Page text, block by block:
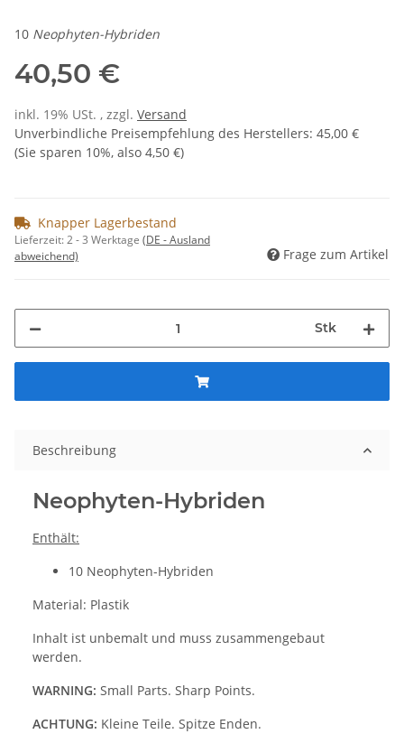
10 Neophyten-Hybriden
40,50 €
inkl. 19% USt. , zzgl. Versand
Unverbindliche Preisempfehlung des Herstellers: 45,00 €
(Sie sparen 10%, also 4,50 €)
Knapper Lagerbestand
Lieferzeit:2 - 3 Werktage (DE - Ausland
abweichend)
Frage zum Artikel
Stk
Beschreibung
Neophyten-Hybriden
Enthält:
10 Neophyten-Hybriden
Material: Plastik
Inhalt ist unbemalt und muss zusammengebaut
werden.
WARNING: Small Parts. Sharp Points.
ACHTUNG: Kleine Teile. Spitze Enden.